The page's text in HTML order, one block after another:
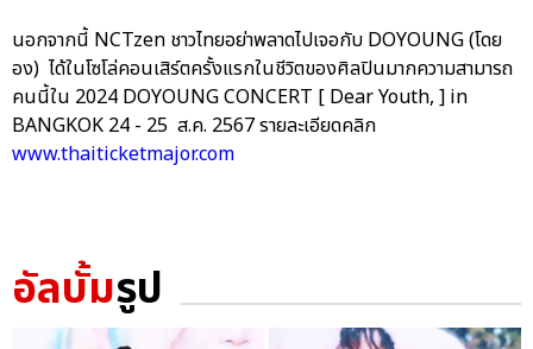
นอกจากนี้ NCTzen ชาวไทยอย่าพลาดไปเจอกับ DOYOUNG (โดย
อง) ได้ในโซโล่คอนเสิร์ตครั้งแรกในชีวิตของศิลปินมากความสามารถ
คนนี้ใน 2024 DOYOUNG CONCERT [ Dear Youth, ] in
BANGKOK 24 - 25 ส.ค. 2567 รายละเอียดคลิก
www.thaiticketmajor.com
อัลบั้มรูป